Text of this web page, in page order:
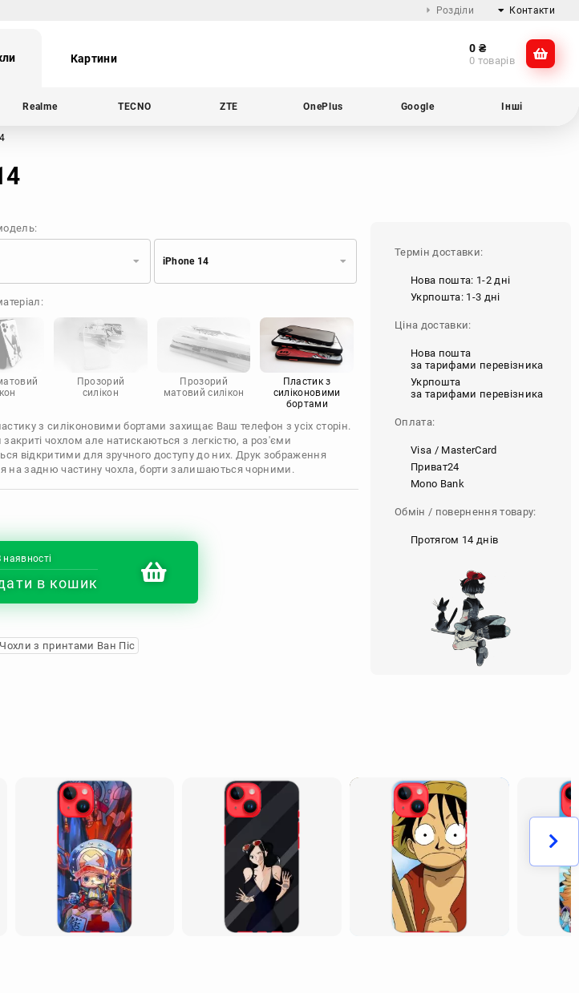
Розділи Контакти
@dikocase
Картини
0 ₴
0 товарів
Realme TECNO ZTE OnePlus Google Інші
iPhone 14
Прозорий
силікон
Прозорий
матовий силікон
Пластик з
силіконовими
бортами
з силіконовими бортами захищає Ваш телефон з усіх сторін.
закриті чохлом але натискаються з легкістю, а роз'єми
відкритими для зручного доступу до них. Друк зображення
на задню частину чохла, борти залишаються чорними.
наявності
в кошик
Чохли з принтами Ван Піс
Термін доставки:
Нова пошта: 1-2 дні
Укрпошта: 1-3 дні
Ціна доставки:
Нова пошта
за тарифами перевізника
Укрпошта
за тарифами перевізника
Оплата:
Visa / MasterCard
Приват24
Mono Bank
Обмін / повернення товару:
Протягом 14 днів